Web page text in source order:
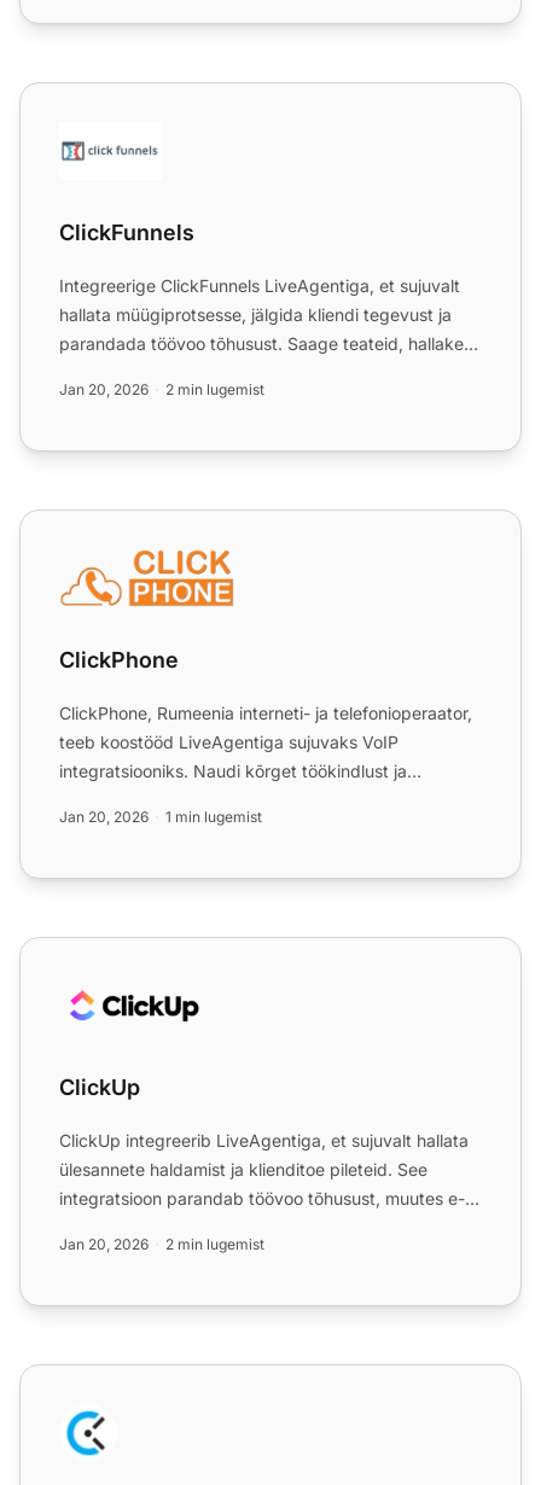
ClickFunnels
ClickFunnels
Integreerige ClickFunnels LiveAgentiga, et sujuvalt
hallata müügiprotsesse, jälgida kliendi tegevust ja
parandada töövoo tõhusust. Saage teateid, hallake
Jan 20, 2026 2 min lugemist
ClickPhone
ClickPhone
ClickPhone, Rumeenia interneti- ja telefonioperaator,
teeb koostööd LiveAgentiga sujuvaks VoIP
integratsiooniks. Naudi kõrget töökindlust ja
Jan 20, 2026 1 min lugemist
ClickUp
ClickUp
ClickUp integreerib LiveAgentiga, et sujuvalt hallata
ülesannete haldamist ja klienditoe pileteid. See
integratsioon parandab töövoo tõhusust, muutes e-
Jan 20, 2026 2 min lugemist
Clockify